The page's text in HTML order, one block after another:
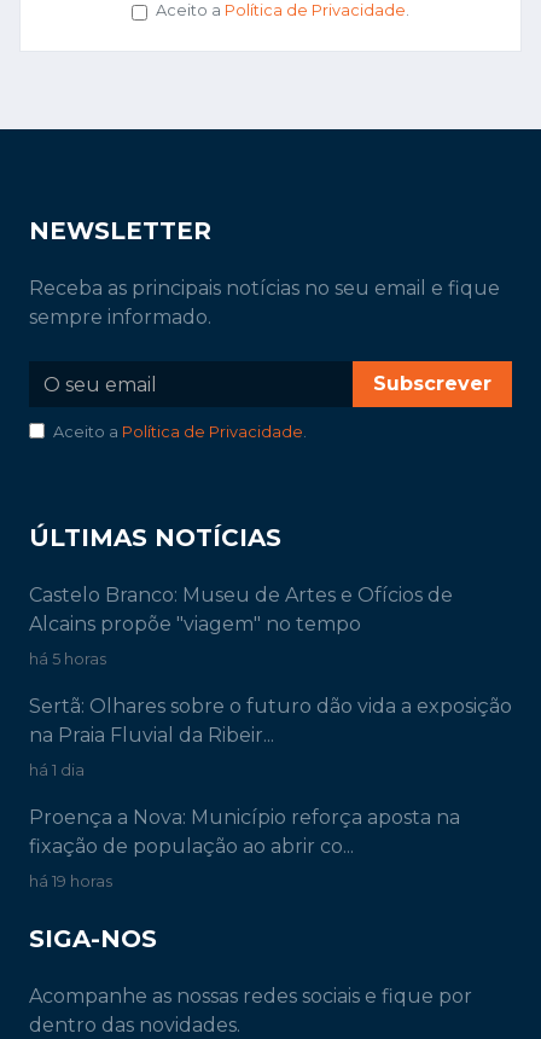
Aceito a Política de Privacidade.
NEWSLETTER
Receba as principais notícias no seu email e fique
sempre informado.
Subscrever
Aceito a Política de Privacidade.
ÚLTIMAS NOTÍCIAS
Castelo Branco: Museu de Artes e Ofícios de
Alcains propõe "viagem" no tempo
há 5 horas
Sertã: Olhares sobre o futuro dão vida a exposição
na Praia Fluvial da Ribeir...
há 1 dia
Proença a Nova: Município reforça aposta na
fixação de população ao abrir co...
há 19 horas
SIGA-NOS
Acompanhe as nossas redes sociais e fique por
dentro das novidades.